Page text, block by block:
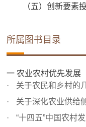
（五）创新要素投
所属图书目录
一 农业农村优先发展
关于农民和乡村的
关于深化农业供给
“十四五”中国农村